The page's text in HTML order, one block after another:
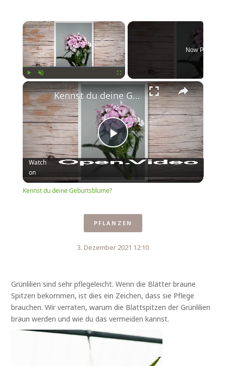
×
Fullscreen
Now Playing
×
Play
Video
Kennst du deine Geburtsblume?
Watch
on
Kennst du deine Geburtsblume?
PFLANZEN
3. Dezember 2021 12:10
Grünlilien sind sehr pflegeleicht. Wenn die Blätter braune
Spitzen bekommen, ist dies ein Zeichen, dass sie Pflege
brauchen. Wir verraten, warum die Blattspitzen der Grünlilien
braun werden und wie du das vermeiden kannst.